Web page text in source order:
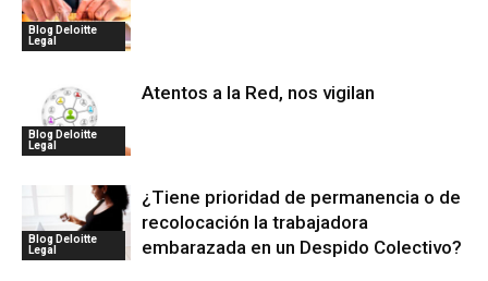
Blog Deloitte
Legal
Blog Deloitte
Legal
Atentos a la Red, nos vigilan
Blog Deloitte
Legal
¿Tiene prioridad de permanencia o de
recolocación la trabajadora
embarazada en un Despido Colectivo?